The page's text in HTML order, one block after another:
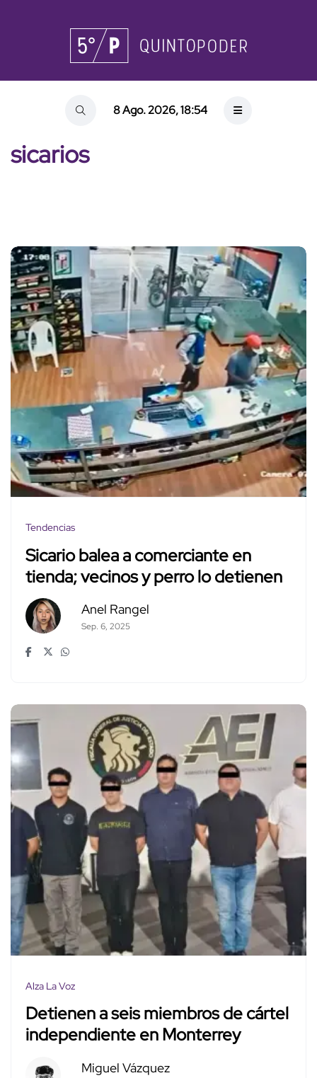
8 Ago. 2026, 18:54
sicarios
Tendencias
Sicario balea a comerciante en
tienda; vecinos y perro lo detienen
Anel Rangel
Sep. 6, 2025
Alza La Voz
Detienen a seis miembros de cártel
independiente en Monterrey
Miguel Vázquez